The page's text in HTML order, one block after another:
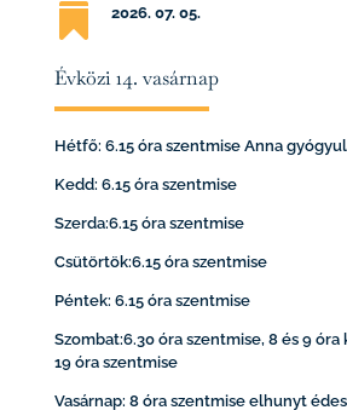
 2026. 07. 05.
Évközi 14. vasárnap
Hétfő: 6.15 óra szentmise Anna
Kedd: 6.15 óra szentmise
Szerda:6.15 óra szentmise
Csütörtök:6.15 óra szentmise
Péntek: 6.15 óra szentmise
Szombat:6.30 óra szentmise, 8 és 9
19 óra szentmise
Vasárnap: 8 óra szentmise elhunyt